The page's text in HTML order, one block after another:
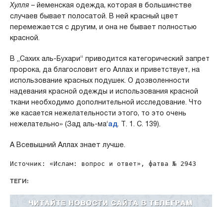
Хулля– йеменская одежда, которая в большинстве
случаев бывает полосатой. В ней красный цвет
перемежается с другим, и она не бывает полностью
красной.
В „Сахих аль-Бухари“ приводится категорический запрет
пророка, да благословит его Аллах и приветствует, на
использование красных подушек. О дозволенности
надевания красной одежды и использования красной
ткани необходимо дополнительной исследование. Что
же касается нежелательности этого, то это очень
нежелательно» (Зад аль-ма‘ад. Т. 1. С. 139).
А Всевышний Аллах знает лучше.
Источник: «Ислам: вопрос и ответ», фатва № 2943
ТЕГИ: